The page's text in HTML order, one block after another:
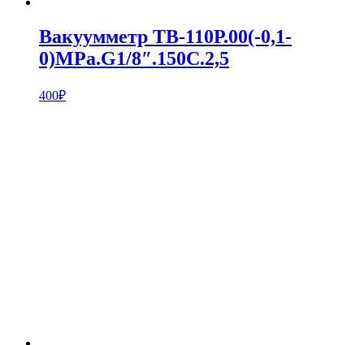
Вакуумметр ТВ-110Р.00(-0,1-
0)MPa.G1/8″.150С.2,5
400₽